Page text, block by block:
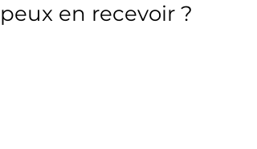
peux en recevoir ?